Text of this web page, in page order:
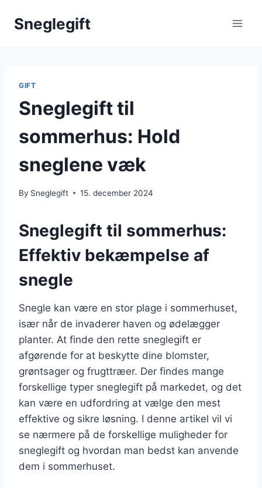
Sneglegift
GIFT
Sneglegift til
sommerhus: Hold
sneglene væk
By Sneglegift 15. december 2024
Sneglegift til sommerhus:
Effektiv bekæmpelse af
snegle
Snegle kan være en stor plage i sommerhuset,
især når de invaderer haven og ødelægger
planter. At finde den rette sneglegift er
afgørende for at beskytte dine blomster,
grøntsager og frugttræer. Der findes mange
forskellige typer sneglegift på markedet, og det
kan være en udfordring at vælge den mest
effektive og sikre løsning. I denne artikel vil vi
se nærmere på de forskellige muligheder for
sneglegift og hvordan man bedst kan anvende
dem i sommerhuset.